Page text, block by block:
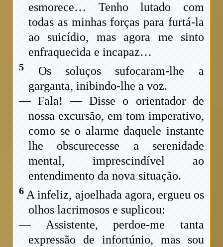
esmorece… Tenho lutado com
todas as minhas forças para furtá-la
ao suicídio, mas agora me sinto
enfraquecida e incapaz…
5 Os soluços sufocaram-lhe a
garganta, inibindo-lhe a voz.
— Fala! — Disse o orientador de
nossa excursão, em tom imperativo,
como se o alarme daquele instante
lhe obscurecesse a serenidade
mental, imprescindível ao
entendimento da nova situação.
6 A infeliz, ajoelhada agora, ergueu os
olhos lacrimosos e suplicou:
— Assistente, perdoe-me tanta
expressão de infortúnio, mas sou